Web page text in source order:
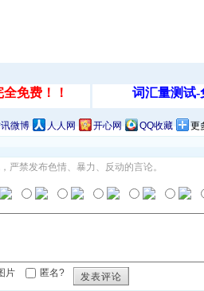
微博 人人网 开心网 QQ收藏 更
严禁发布色情、暴力、反动的言论。
匿名? 发表评论